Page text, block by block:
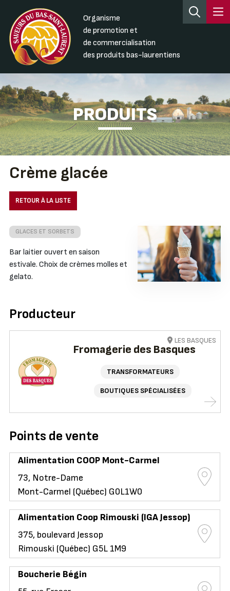
Organisme
de promotion et
de commercialisation
des produits bas-laurentiens
PRODUITS
Crème glacée
RETOUR À LA LISTE
GLACES ET SORBETS
Bar laitier ouvert en saison
estivale. Choix de crèmes molles et
gelato.
Producteur
Fromagerie des Basques
TRANSFORMATEURS
BOUTIQUES SPÉCIALISÉES
LES BASQUES
Points de vente
Alimentation COOP Mont-Carmel
73, Notre-Dame
Mont-Carmel (Québec) G0L1W0
Alimentation Coop Rimouski (IGA Jessop)
375, boulevard Jessop
Rimouski (Québec) G5L 1M9
Boucherie Bégin